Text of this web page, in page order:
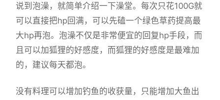
说到泡澡，就简单介绍一下澡堂。每次只花100G就
可以直接把hp回满，可以先磕一个绿色草药提高最
大hp再泡。泡澡不仅是非常便宜的回复hp手段，而
且可以加狐狸的好感度，而狐狸的好感度是最难加
的，建议每天都泡。
没有料理可以增加钓鱼的收获量，只能增加大鱼出